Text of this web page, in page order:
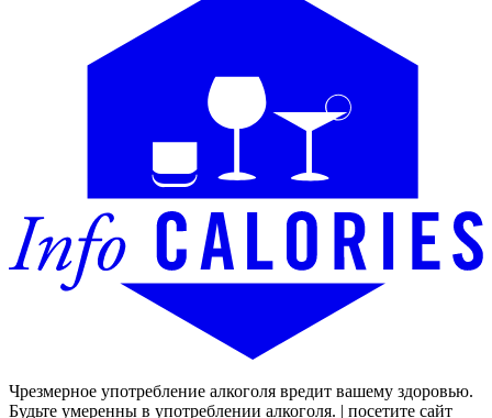
Чрезмерное употребление алкоголя вредит вашему здоровью.
Будьте умеренны в употреблении алкоголя. | посетите сайт